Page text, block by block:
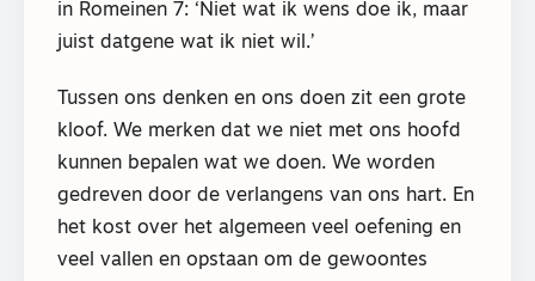
in Romeinen 7: ‘Niet wat ik wens doe ik, maar
juist datgene wat ik niet wil.’
Tussen ons denken en ons doen zit een grote
kloof. We merken dat we niet met ons hoofd
kunnen bepalen wat we doen. We worden
gedreven door de verlangens van ons hart. En
het kost over het algemeen veel oefening en
veel vallen en opstaan om de gewoontes